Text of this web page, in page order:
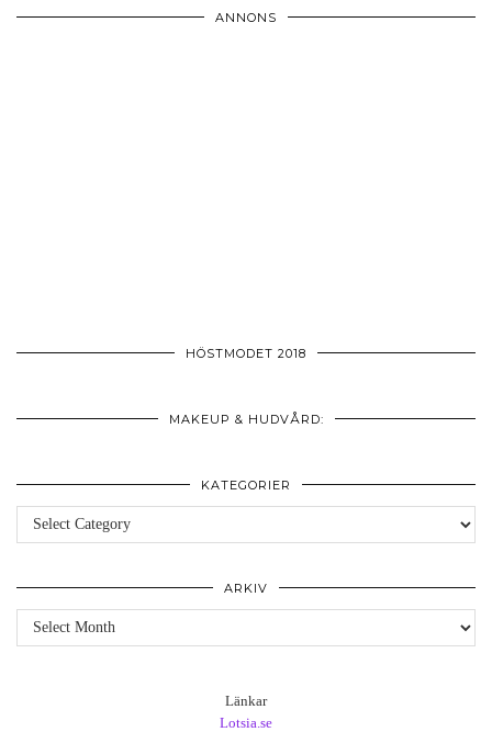
ANNONS
HÖSTMODET 2018
MAKEUP & HUDVÅRD:
KATEGORIER
Kategorier
ARKIV
Arkiv
Länkar
Lotsia.se